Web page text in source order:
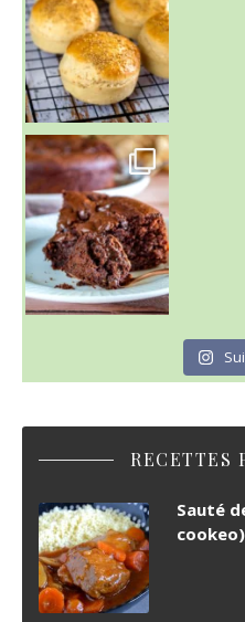
~ GÂTEAU FONDANT CHOCO NOISETTE ~
C'est lundi
RECETTES
Sauté
cookeo)